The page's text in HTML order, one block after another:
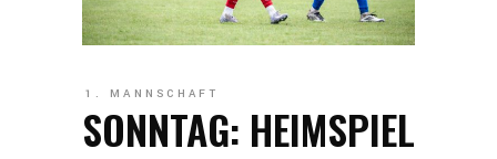
1. MANNSCHAFT
SONNTAG: HEIMSPIEL